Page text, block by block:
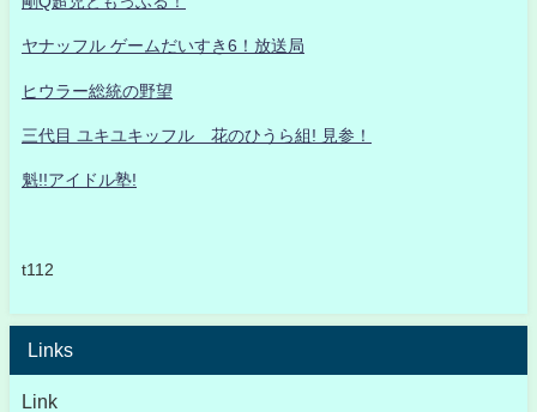
ヤナッフル ゲームだいすき6！放送局
ヒウラー総統の野望
三代目 ユキユキッフル 花のひうら組! 見参！
魁!!アイドル塾!
t112
Links
Link